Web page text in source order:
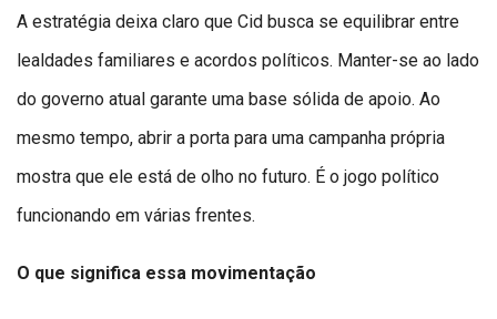
A estratégia deixa claro que Cid busca se equilibrar entre
lealdades familiares e acordos políticos. Manter-se ao lado
do governo atual garante uma base sólida de apoio. Ao
mesmo tempo, abrir a porta para uma campanha própria
mostra que ele está de olho no futuro. É o jogo político
funcionando em várias frentes.
O que significa essa movimentação